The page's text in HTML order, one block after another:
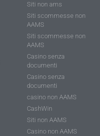
Siti non ams
Siti scommesse non
AAMS
Siti scommesse non
AAMS
Casino senza
documenti
Casino senza
documenti
casino non AAMS
CashWin
Siti non AAMS
Casino non AAMS